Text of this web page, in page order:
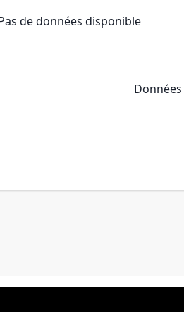
de données disponible
Données